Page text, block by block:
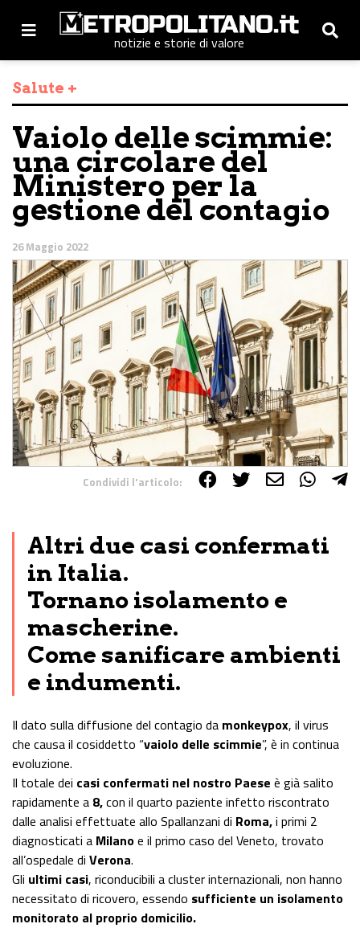
notizie e storie di valore
Salute +
Vaiolo delle scimmie:
una circolare del
Ministero per la
gestione del contagio
26 Maggio 2022
Condividi l'articolo:
Altri due casi confermati
in Italia.
Tornano isolamento e
mascherine.
Come sanificare ambienti
e indumenti.
Il dato sulla diffusione del contagio da monkeypox, il virus
che causa il cosiddetto “vaiolo delle scimmie”, è in continua
evoluzione.
Il totale dei casi confermati nel nostro Paese è già salito
rapidamente a 8,con il quarto paziente infetto riscontrato
dalle analisi effettuate allo Spallanzani di Roma,i primi 2
diagnosticati a Milanoe il primo caso del Veneto, trovato
all’ospedale di Verona.
Gli ultimi casi, riconducibili a cluster internazionali, non hanno
necessitato di ricovero, essendo sufficiente un isolamento
monitorato al proprio domicilio.